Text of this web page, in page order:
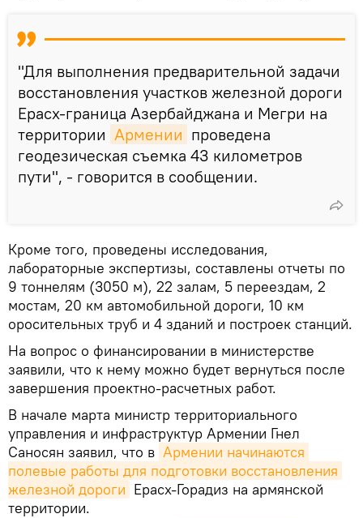
"Для выполнения предварительной задачи
восстановления участков железной дороги
Ерасх-граница Азербайджана и Мегри на
территории Армении проведена
геодезическая съемка 43 километров
пути", - говорится в сообщении.
Кроме того, проведены исследования,
лабораторные экспертизы, составлены отчеты по
9 тоннелям (3050 м), 22 залам, 5 переездам, 2
мостам, 20 км автомобильной дороги, 10 км
оросительных труб и 4 зданий и построек станций.
На вопрос о финансировании в министерстве
заявили, что к нему можно будет вернуться после
завершения проектно-расчетных работ.
В начале марта министр территориального
управления и инфраструктур Армении Гнел
Саносян заявил, что в Армении начинаются
полевые работы для подготовки восстановления
железной дороги Ерасх-Горадиз на армянской
территории.